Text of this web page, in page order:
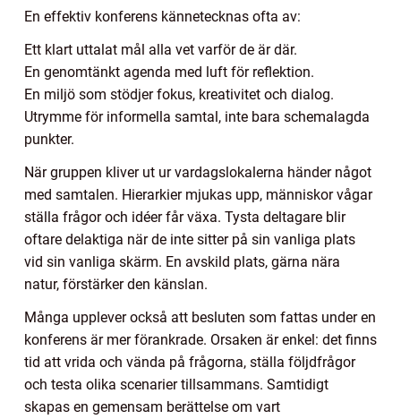
En effektiv konferens kännetecknas ofta av:
Ett klart uttalat mål alla vet varför de är där.
En genomtänkt agenda med luft för reflektion.
En miljö som stödjer fokus, kreativitet och dialog.
Utrymme för informella samtal, inte bara schemalagda
punkter.
När gruppen kliver ut ur vardagslokalerna händer något
med samtalen. Hierarkier mjukas upp, människor vågar
ställa frågor och idéer får växa. Tysta deltagare blir
oftare delaktiga när de inte sitter på sin vanliga plats
vid sin vanliga skärm. En avskild plats, gärna nära
natur, förstärker den känslan.
Många upplever också att besluten som fattas under en
konferens är mer förankrade. Orsaken är enkel: det finns
tid att vrida och vända på frågorna, ställa följdfrågor
och testa olika scenarier tillsammans. Samtidigt
skapas en gemensam berättelse om vart